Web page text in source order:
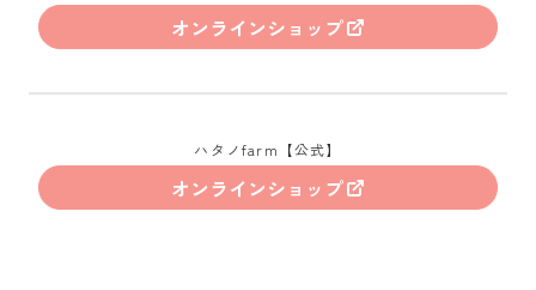
オンラインショップ
ハタノfarm【公式】
オンラインショップ